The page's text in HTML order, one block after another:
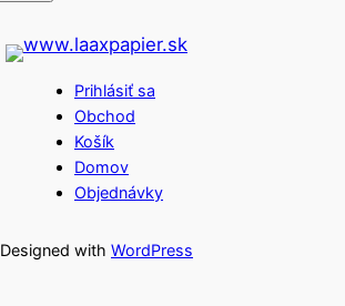
Prihlásiť sa
Obchod
Košík
Domov
Objednávky
Designed with WordPress